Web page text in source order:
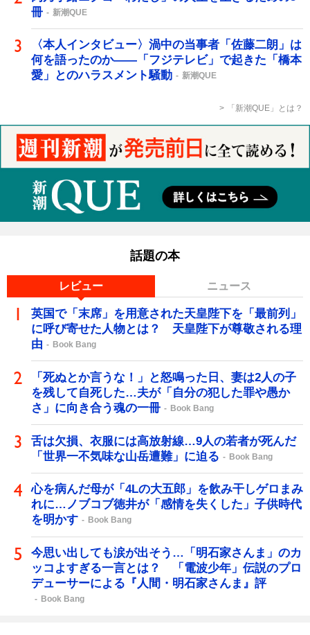
冊
新潮QUE
〈本人インタビュー〉渦中の当事者「佐藤二朗」は
何を語ったのか――「フジテレビ」で起きた「橋本
愛」とのハラスメント騒動
新潮QUE
「新潮QUE」とは？
話題の本
レビュー ニュース
英国で「末席」を用意された天皇陛下を「最前列」
に呼び寄せた人物とは？ 天皇陛下が尊敬される理
由
Book Bang
「死ぬとか言うな！」と怒鳴った日、妻は2人の子
を残して自死した…夫が「自分の犯した罪や愚か
さ」に向き合う魂の一冊
Book Bang
舌は欠損、衣服には高放射線…9人の若者が死んだ
「世界一不気味な山岳遭難」に迫る
Book Bang
心を病んだ母が「4Lの大五郎」を飲み干しゲロまみ
れに…ノブコブ徳井が「感情を失くした」子供時代
を明かす
Book Bang
今思い出しても涙が出そう…「明石家さんま」のカ
ッコよすぎる一言とは？ 「電波少年」伝説のプロ
デューサーによる『人間・明石家さんま』評
Book Bang